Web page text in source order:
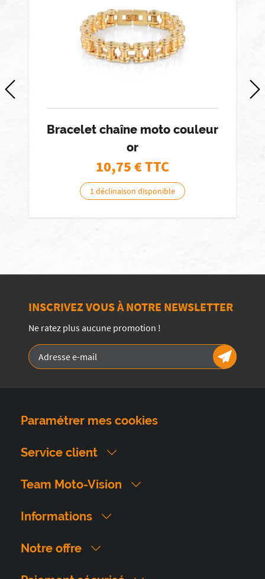
Bracelet chaîne moto couleur
or
10,75 € TTC
1 déclinaison disponible
INSCRIVEZ VOUS À NOTRE NEWSLETTER
Ne ratez plus aucune promotion !
Paramétrer mes cookies
Service client
Team Moto-Vision
Informations
Notre offre